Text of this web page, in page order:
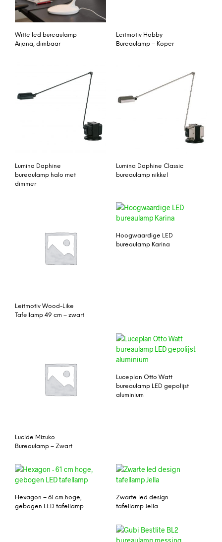
Witte led bureaulamp
Aijana, dimbaar
Leitmotiv Hobby
Bureaulamp – Koper
Lumina Daphine
bureaulamp halo met
dimmer
Lumina Daphine Classic
bureaulamp nikkel
Leitmotiv Wood-Like
Tafellamp 49 cm – zwart
Hoogwaardige LED
bureaulamp Karina
Lucide Mizuko
Bureaulamp – Zwart
Luceplan Otto Watt
bureaulamp LED gepolijst
aluminium
Hexagon – 61 cm hoge,
gebogen LED tafellamp
Zwarte led design
tafellamp Jella